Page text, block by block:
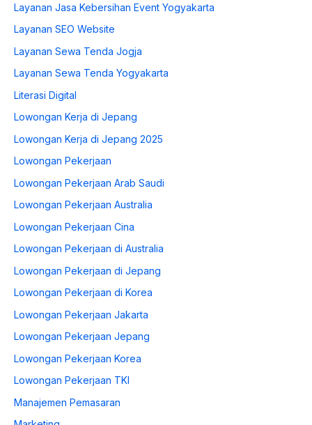
Layanan Jasa Kebersihan Event Yogyakarta
Layanan SEO Website
Layanan Sewa Tenda Jogja
Layanan Sewa Tenda Yogyakarta
Literasi Digital
Lowongan Kerja di Jepang
Lowongan Kerja di Jepang 2025
Lowongan Pekerjaan
Lowongan Pekerjaan Arab Saudi
Lowongan Pekerjaan Australia
Lowongan Pekerjaan Cina
Lowongan Pekerjaan di Australia
Lowongan Pekerjaan di Jepang
Lowongan Pekerjaan di Korea
Lowongan Pekerjaan Jakarta
Lowongan Pekerjaan Jepang
Lowongan Pekerjaan Korea
Lowongan Pekerjaan TKI
Manajemen Pemasaran